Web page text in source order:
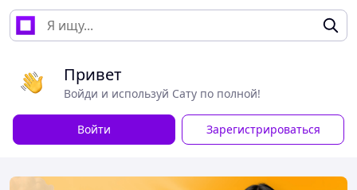
Привет
Войди и используй Сату по полной!
Войти Зарегистрироваться